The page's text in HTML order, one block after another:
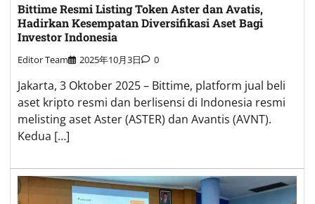
Bittime Resmi Listing Token Aster dan Avatis,
Hadirkan Kesempatan Diversifikasi Aset Bagi
Investor Indonesia
Editor Team 2025年10月3日 0
Jakarta, 3 Oktober 2025 – Bittime, platform jual beli
aset kripto resmi dan berlisensi di Indonesia resmi
melisting aset Aster (ASTER) dan Avantis (AVNT).
Kedua […]